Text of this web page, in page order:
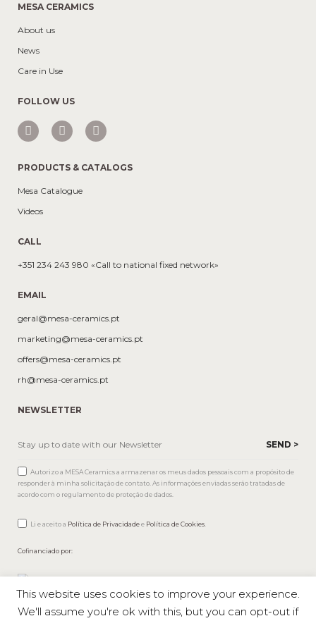
MESA CERAMICS
About us
News
Care in Use
FOLLOW US
PRODUCTS & CATALOGS
Mesa Catalogue
Videos
CALL
+351 234 243 980 «Call to national fixed network»
EMAIL
geral@mesa-ceramics.pt
marketing@mesa-ceramics.pt
offers@mesa-ceramics.pt
rh@mesa-ceramics.pt
NEWSLETTER
Autorizo a MESA Ceramics a armazenar os meus dados pessoais com a propósito de
responder à minha solicitação de contato. As informações enviadas serão tratadas de
acordo com o regulamento de proteção de dados.
Li e aceito a Política de Privacidadee Política de Cookies
Cofinanciado por:
This website uses cookies to improve your experience.
We'll assume you're ok with this, but you can opt-out if